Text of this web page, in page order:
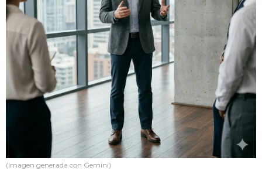
(Imagen generada con Gemini)